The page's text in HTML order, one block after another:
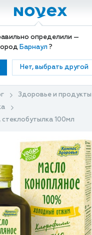
определили —
Барнаул ?
Нет, выбрать другой
Способ
Доставка
с Подели
Можно
от 700 ₽
Здоровье и продукты
100мл